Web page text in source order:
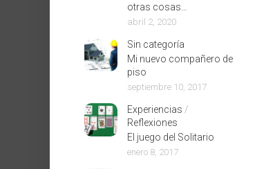
otras cosas…
abril 2, 2020
Sin categoría
Mi nuevo compañero de
piso
septiembre 10, 2017
Experiencias /
Reflexiones
El juego del Solitario
enero 8, 2017